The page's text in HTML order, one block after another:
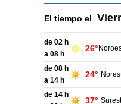
El tiempo el
de 02 h
a 08 h
26°
de 08 h
a 14 h
24°
de 14 h
37°